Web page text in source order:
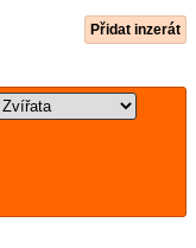
Přidat inzerát